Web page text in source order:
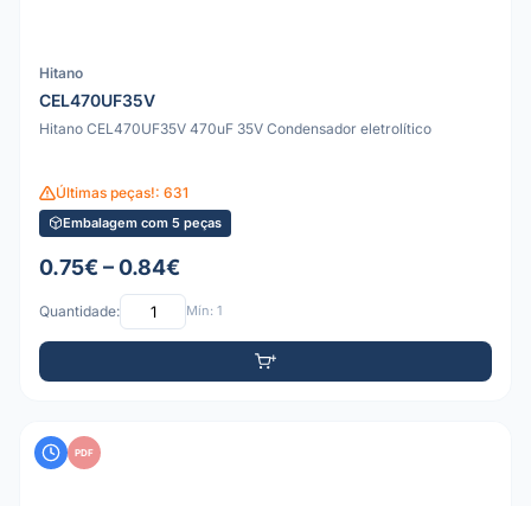
Hitano
CEL470UF35V
Hitano CEL470UF35V 470uF 35V Condensador eletrolítico
Últimas peças!: 631
Embalagem com 5 peças
0.75€ – 0.84€
Quantidade: Mín: 1
PDF